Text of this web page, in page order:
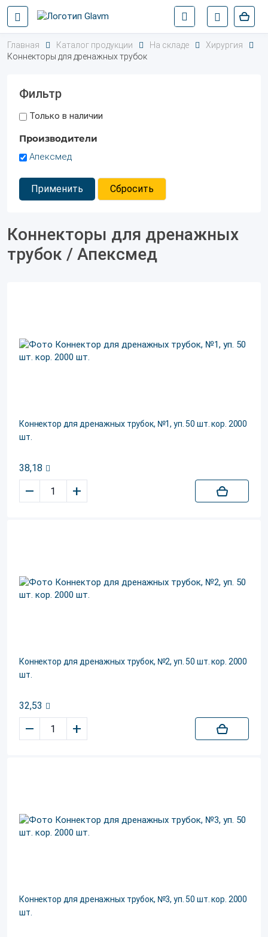
Главная Каталог продукции На складе
Хирургия
Коннекторы для дренажных трубок
Фильтр
Только в наличии
Производители
Апексмед
Применить Сбросить
Коннекторы для дренажных
трубок / Апексмед
Коннектор для дренажных трубок, №1, уп. 50 шт. кор. 2000
шт.
38,18
– +
Коннектор для дренажных трубок, №2, уп. 50 шт. кор. 2000
шт.
32,53
– +
Коннектор для дренажных трубок, №3, уп. 50 шт. кор. 2000
шт.